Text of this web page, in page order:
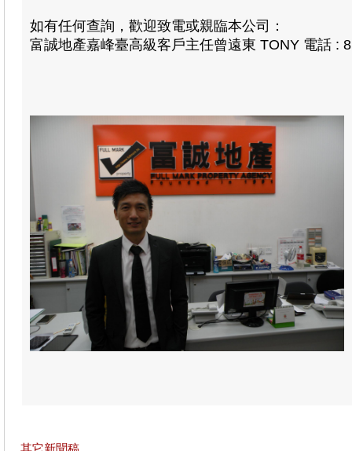
如有任何查詢，歡迎致電或親臨本公司：
富誠地產嘉峰臺高級客戶主任曾遠東 TONY 電話 :
其它新聞稿